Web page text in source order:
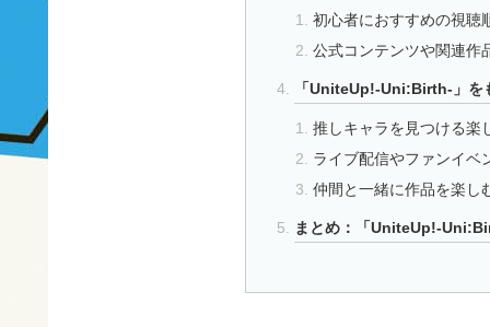
初心者におすすめの視聴
公式コンテンツや関連作
「UniteUp!-Uni:Birth-」を
推しキャラを見つける楽
ライブ配信やファンイベ
仲間と一緒に作品を楽し
まとめ：「UniteUp!-